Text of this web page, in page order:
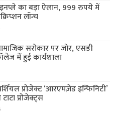
का बड़ा ऐलान, 999 रुपये में
लॉन्च
सरोकार पर जोर, एसडी
में हुई कार्यशाला
प्रोजेक्ट ‘आरएमज़ेड इन्फिनिटी’
प्रोजेक्ट्स